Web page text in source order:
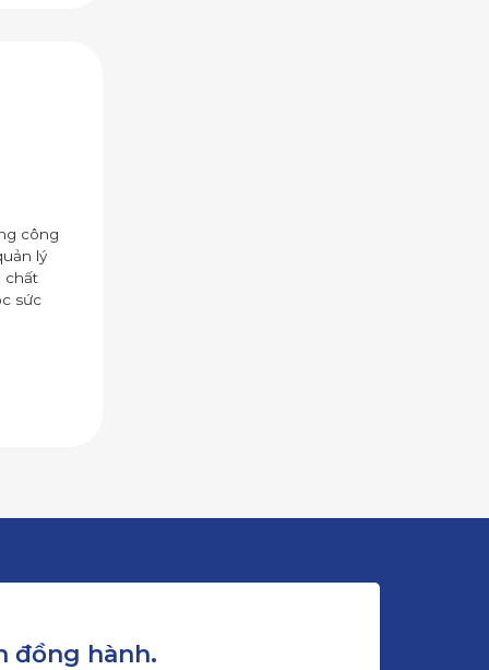
công
lý
chất
sức
đồng hành.